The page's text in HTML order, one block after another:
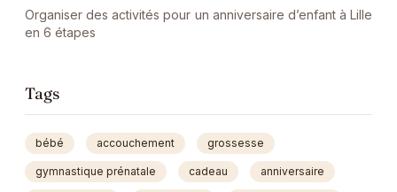
Organiser des activités pour un anniversaire d’enfant à Lille
en 6 étapes
Tags
bébé accouchement grossesse
gymnastique prénatale cadeau anniversaire